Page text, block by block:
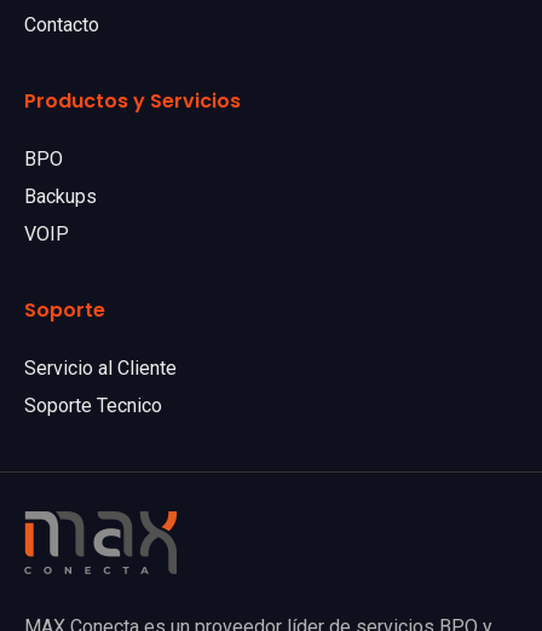
Contacto
Productos y Servicios
BPO
Backups
VOIP
Soporte
Servicio al Cliente
Soporte Tecnico
MAX Conecta es un proveedor líder de servicios BPO y